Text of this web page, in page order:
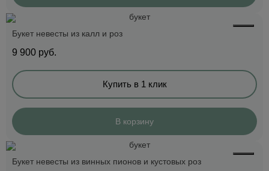
Букет невесты из калл и роз
9 900 руб.
Купить в 1 клик
В корзину
Букет невесты из винных пионов и кустовых роз